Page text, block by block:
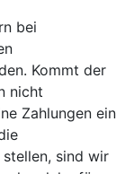
bei
Kommt der
nicht
Zahlungen ein
sind wir